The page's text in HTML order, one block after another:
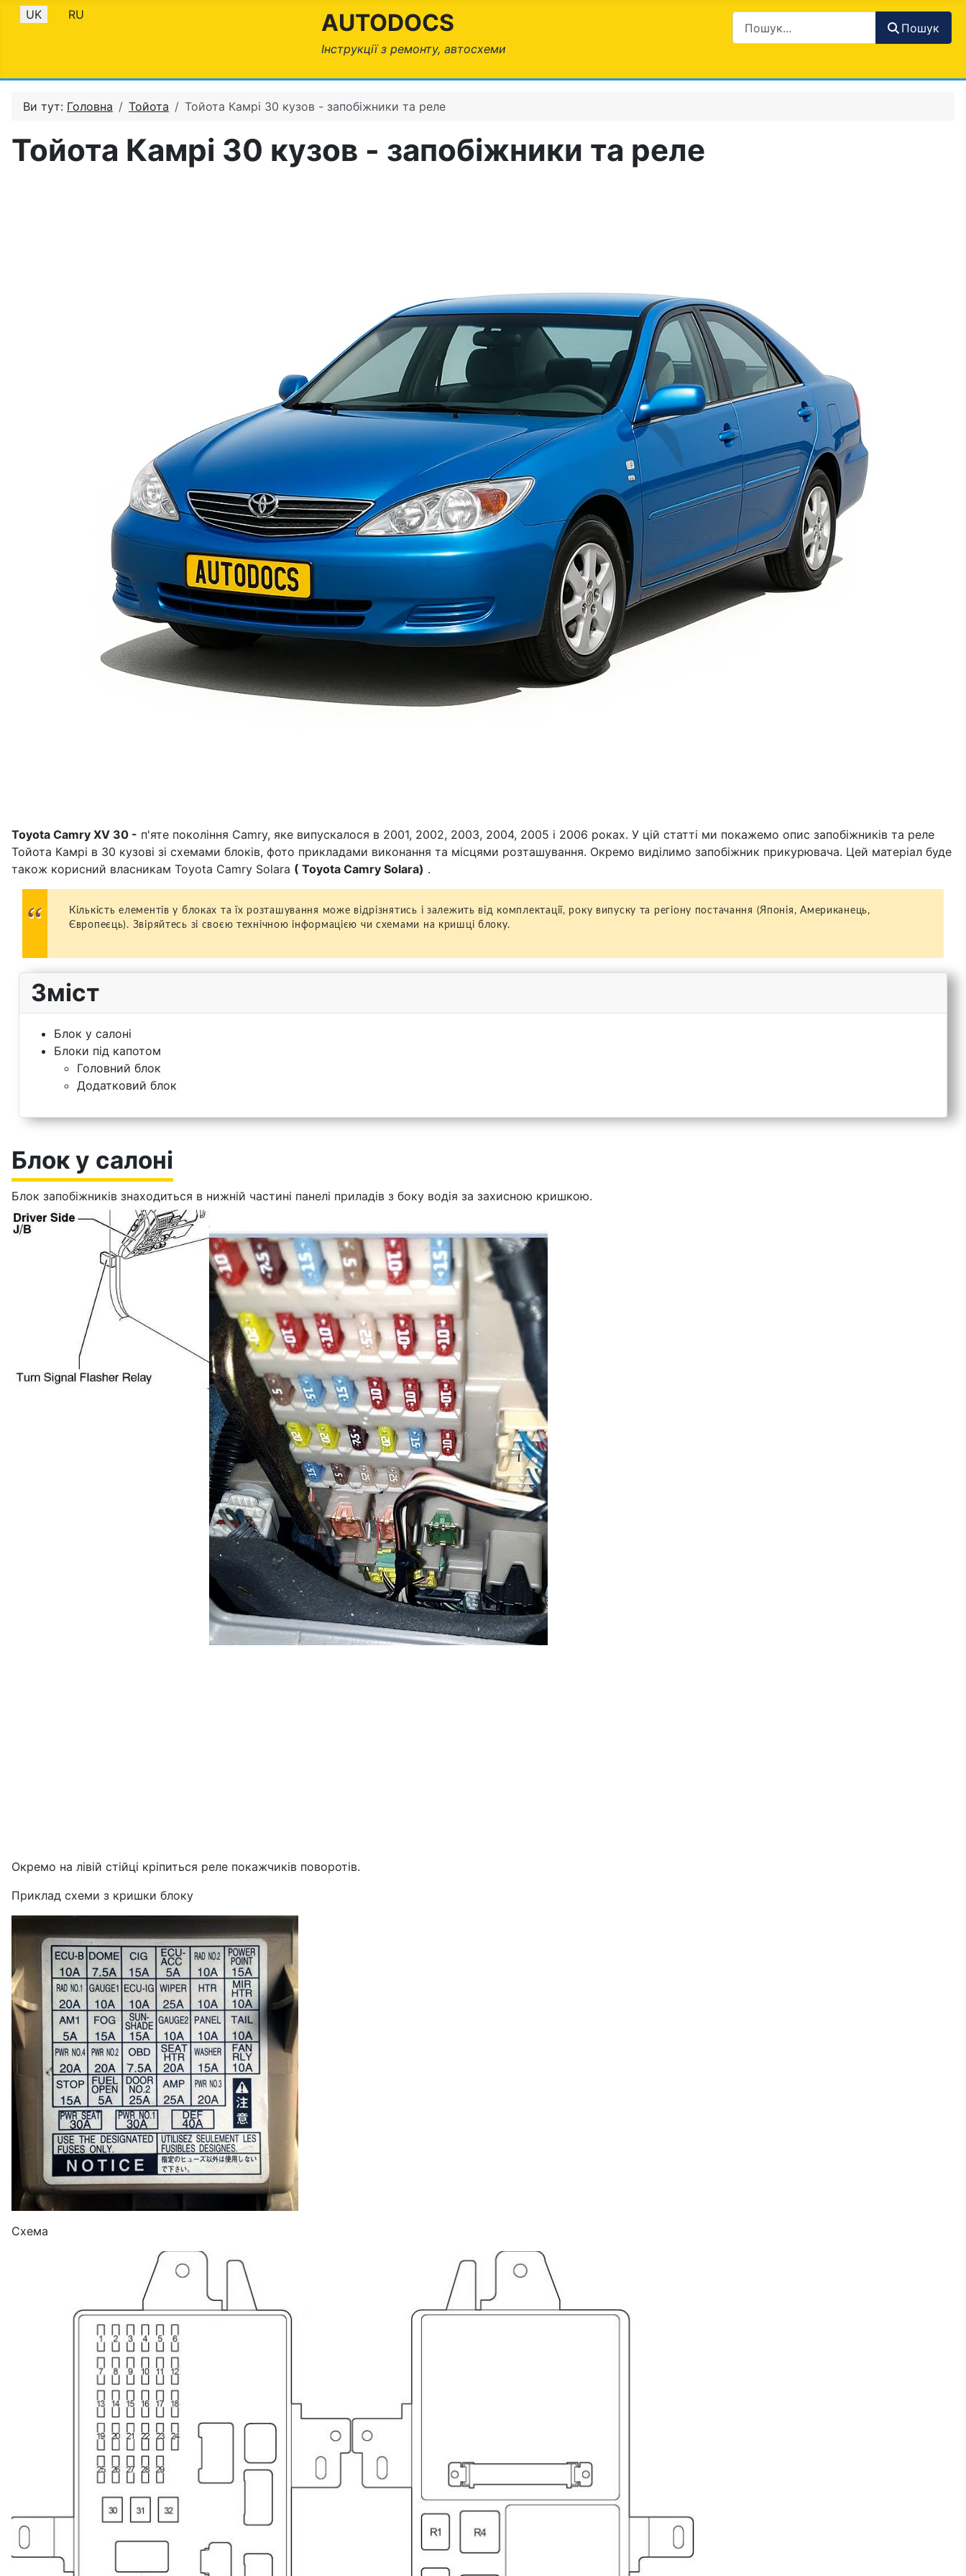
Оберіть свою мову
UK RU AUTODOCS
Інструкції з ремонту, автосхеми
Пошук
Ви тут: Головна Тойота Тойота Камрі 30 кузов - запобіжники та реле
Тойота Камрі 30 кузов - запобіжники та реле
Toyota Camry XV 30 - п'яте покоління Camry, яке випускалося в 2001, 2002, 2003, 2004, 2005 і 2006 роках. У цій статті ми покажемо опис запобіжників та реле
Тойота Камрі в 30 кузові зі схемами блоків, фото прикладами виконання та місцями розташування. Окремо виділимо запобіжник прикурювача. Цей матеріал буде
також корисний власникам Toyota Camry Solara ( Toyota Camry Solara) .
Кількість елементів у блоках та їх розташування може відрізнятись і залежить від комплектації, року випуску та регіону постачання (Японія, Американець,
Європеєць). Звіряйтесь зі своєю технічною інформацією чи схемами на кришці блоку.
Зміст
Блок у салоні
Блоки під капотом
Головний блок
Додатковий блок
Блок у салоні
Блок запобіжників знаходиться в нижній частині панелі приладів з боку водія за захисною кришкою.
Окремо на лівій стійці кріпиться реле покажчиків поворотів.
Приклад схеми з кришки блоку
Схема